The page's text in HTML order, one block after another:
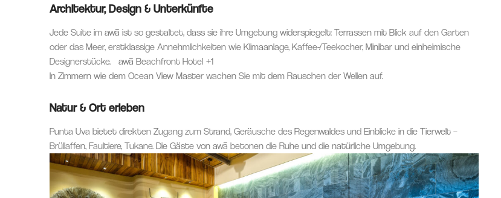
Architektur, Design & Unterkünfte
Jede Suite im awā ist so gestaltet, dass sie ihre Umgebung widerspiegelt: Terrassen mit Blick auf den Garten
oder das Meer, erstklassige Annehmlichkeiten wie Klimaanlage, Kaffee-/Teekocher, Minibar und einheimische
Designerstücke.
awā Beachfront Hotel +1
In Zimmern wie dem Ocean View Master wachen Sie mit dem Rauschen der Wellen auf.
Natur & Ort erleben
Punta Uva bietet direkten Zugang zum Strand, Geräusche des Regenwaldes und Einblicke in die Tierwelt –
Brüllaffen, Faultiere, Tukane. Die Gäste von awā betonen die Ruhe und die natürliche Umgebung.